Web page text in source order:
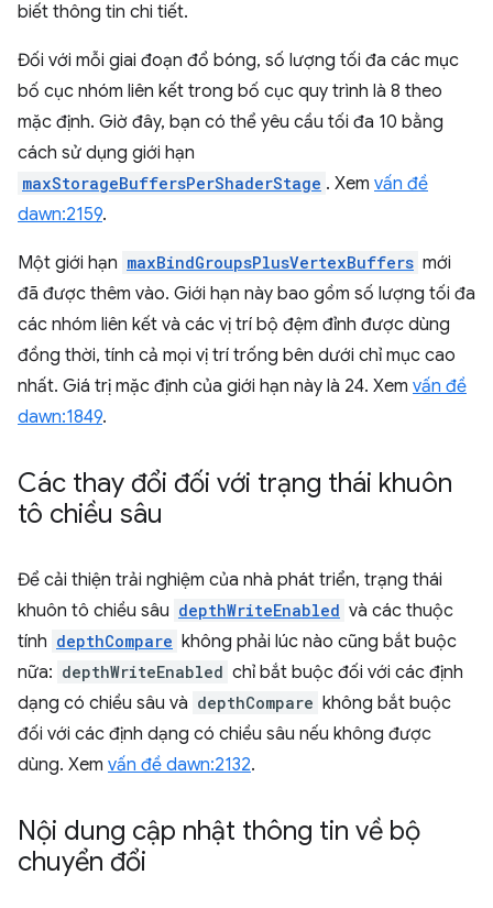
biết thông tin chi tiết.
Đối với mỗi giai đoạn đổ bóng, số lượng tối đa các mục
bố cục nhóm liên kết trong bố cục quy trình là 8 theo
mặc định. Giờ đây, bạn có thể yêu cầu tối đa 10 bằng
cách sử dụng giới hạn
maxStorageBuffersPerShaderStage . Xem vấn đề
dawn:2159.
Một giới hạn maxBindGroupsPlusVertexBuffers mới
đã được thêm vào. Giới hạn này bao gồm số lượng tối đa
các nhóm liên kết và các vị trí bộ đệm đỉnh được dùng
đồng thời, tính cả mọi vị trí trống bên dưới chỉ mục cao
nhất. Giá trị mặc định của giới hạn này là 24. Xem vấn đề
dawn:1849.
Các thay đổi đối với trạng thái khuôn
tô chiều sâu
Để cải thiện trải nghiệm của nhà phát triển, trạng thái
khuôn tô chiều sâu depthWriteEnabled và các thuộc
tính depthCompare không phải lúc nào cũng bắt buộc
nữa: depthWriteEnabled chỉ bắt buộc đối với các định
dạng có chiều sâu và depthCompare không bắt buộc
đối với các định dạng có chiều sâu nếu không được
dùng. Xem vấn đề dawn:2132.
Nội dung cập nhật thông tin về bộ
chuyển đổi